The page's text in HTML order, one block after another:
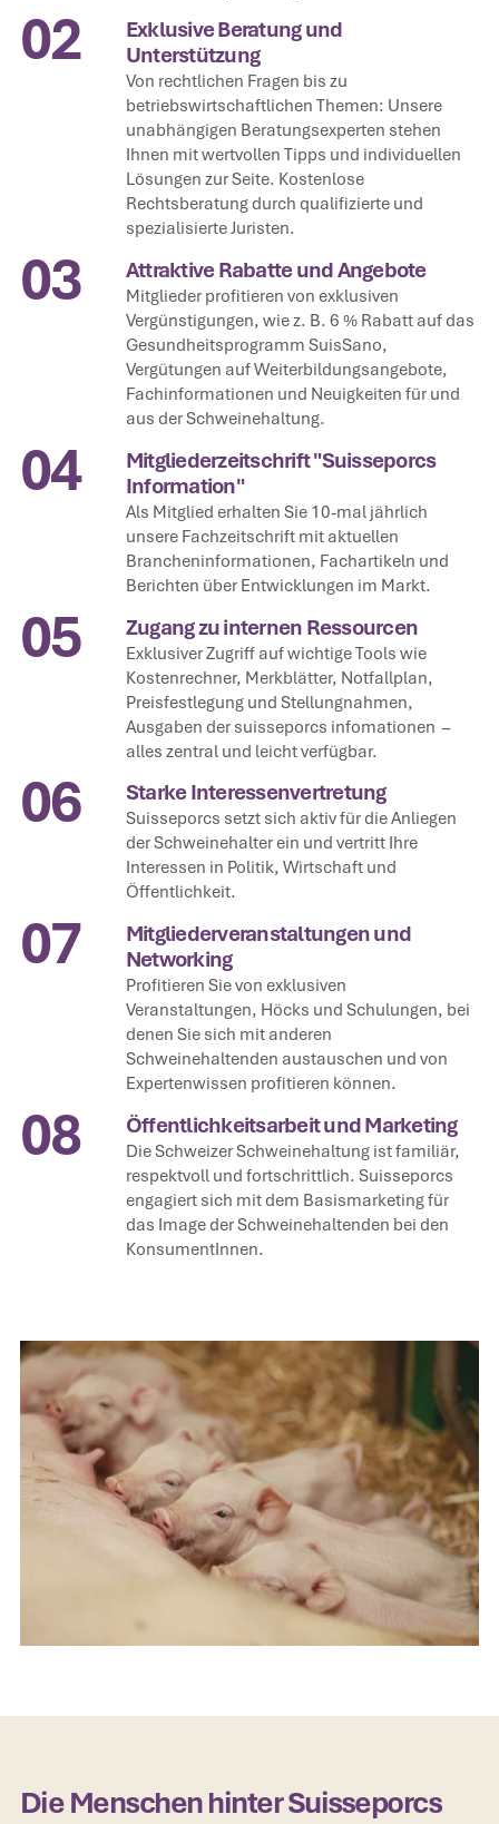
02
Exklusive Beratung und
Unterstützung
Von rechtlichen Fragen bis zu
betriebswirtschaftlichen Themen: Unsere
unabhängigen Beratungsexperten stehen
Ihnen mit wertvollen Tipps und individuellen
Lösungen zur Seite. Kostenlose
Rechtsberatung durch qualifizierte und
spezialisierte Juristen.
03 Attraktive Rabatte und Angebote
Mitglieder profitieren von exklusiven
Vergünstigungen, wie z. B. 6 % Rabatt auf das
Gesundheitsprogramm SuisSano,
Vergütungen auf Weiterbildungsangebote,
Fachinformationen und Neuigkeiten für und
aus der Schweinehaltung.
04
Mitgliederzeitschrift "Suisseporcs
Information"
Als Mitglied erhalten Sie 10-mal jährlich
unsere Fachzeitschrift mit aktuellen
Brancheninformationen, Fachartikeln und
Berichten über Entwicklungen im Markt.
05 Zugang zu internen Ressourcen
Exklusiver Zugriff auf wichtige Tools wie
Kostenrechner, Merkblätter, Notfallplan,
Preisfestlegung und Stellungnahmen,
Ausgaben der suisseporcs infomationen –
alles zentral und leicht verfügbar.
06 Starke Interessenvertretung
Suisseporcs setzt sich aktiv für die Anliegen
der Schweinehalter ein und vertritt Ihre
Interessen in Politik, Wirtschaft und
Öffentlichkeit.
07
Mitgliederveranstaltungen und
Networking
Profitieren Sie von exklusiven
Veranstaltungen, Höcks und Schulungen, bei
denen Sie sich mit anderen
Schweinehaltenden austauschen und von
Expertenwissen profitieren können.
08 Öffentlichkeitsarbeit und Marketing
Die Schweizer Schweinehaltung ist familiär,
respektvoll und fortschrittlich. Suisseporcs
engagiert sich mit dem Basismarketing für
das Image der Schweinehaltenden bei den
KonsumentInnen.
Die Menschen hinter Suisseporcs